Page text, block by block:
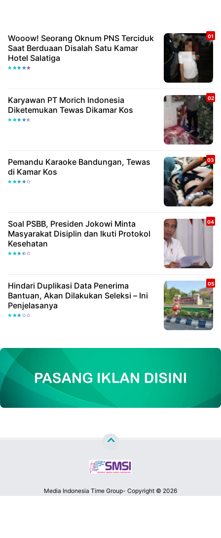
Wooow! Seorang Oknum PNS Terciduk
Saat Berduaan Disalah Satu Kamar
Hotel Salatiga
Karyawan PT Morich Indonesia
Diketemukan Tewas Dikamar Kos
Pemandu Karaoke Bandungan, Tewas
di Kamar Kos
Soal PSBB, Presiden Jokowi Minta
Masyarakat Disiplin dan Ikuti Protokol
Kesehatan
Hindari Duplikasi Data Penerima
Bantuan, Akan Dilakukan Seleksi – Ini
Penjelasanya
Media Indonesia Time Group- Copyright © 2026
MATA LENSA NEWS™